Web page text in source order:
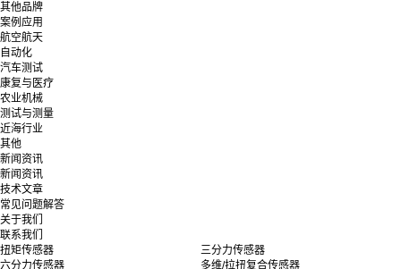
其他品牌
案例应用
航空航天
自动化
汽车测试
康复与医疗
农业机械
测试与测量
近海行业
其他
新闻资讯
新闻资讯
技术文章
常见问题解答
关于我们
联系我们
扭矩传感器
三分力传感器
六分力传感器
多维/拉扭复合传感器